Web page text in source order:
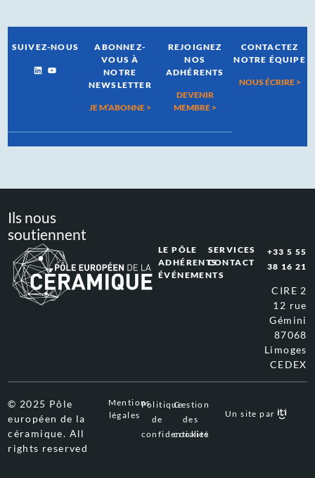
SUIVEZ-NOUS
ABONNEZ-
VOUS À
NOTRE
NEWSLETTER
JE M’ABONNE >
REJOIGNEZ
NOS
ADHÉRENTS
DEVENIR
MEMBRE >
CONTACTEZ
NOTRE ÉQUIPE
NOUS ÉCRIRE >
Ils nous
soutiennent
LE PÔLE
ADHÉRENTS
ÉVÉNEMENTS
SERVICES
CONTACT
+33 5 55
38 16 21
CIRE 2
12 rue
Gémini
87068
Limoges
CEDEX
© 2025 Pôle
européen de la
céramique. All
rights reserved
Mentions
légales
Politique
de
confidentialité
Gestion
des
cookies
Un site par